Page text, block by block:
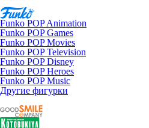
Funko POP Animation
Funko POP Games
Funko POP Movies
Funko POP Television
Funko POP Disney
Funko POP Heroes
Funko POP Music
Другие фигурки